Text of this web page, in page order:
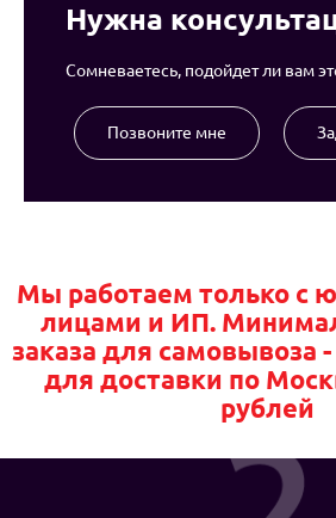
Нужна
Сомневаетесь, подойдет ли вам
Позвоните мне
Мы работаем только с
лицами и ИП.
заказа для самовывоза
для доставки по
рублей